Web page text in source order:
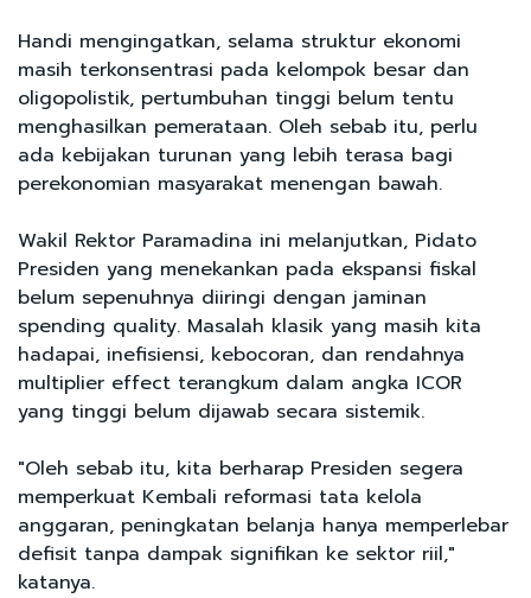
Handi mengingatkan, selama struktur ekonomi
masih terkonsentrasi pada kelompok besar dan
oligopolistik, pertumbuhan tinggi belum tentu
menghasilkan pemerataan. Oleh sebab itu, perlu
ada kebijakan turunan yang lebih terasa bagi
perekonomian masyarakat menengan bawah.
Wakil Rektor Paramadina ini melanjutkan, Pidato
Presiden yang menekankan pada ekspansi fiskal
belum sepenuhnya diiringi dengan jaminan
spending quality. Masalah klasik yang masih kita
hadapai, inefisiensi, kebocoran, dan rendahnya
multiplier effect terangkum dalam angka ICOR
yang tinggi belum dijawab secara sistemik.
"Oleh sebab itu, kita berharap Presiden segera
memperkuat Kembali reformasi tata kelola
anggaran, peningkatan belanja hanya memperlebar
defisit tanpa dampak signifikan ke sektor riil,"
katanya.